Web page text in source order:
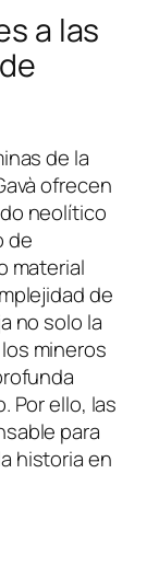
a las
de la
ofrecen
neolítico
de
material
de
no solo la
mineros
Por ello, las
para
historia en